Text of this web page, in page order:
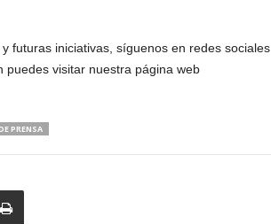
futuras iniciativas, síguenos en redes sociales
puedes visitar nuestra página web
PRENSA